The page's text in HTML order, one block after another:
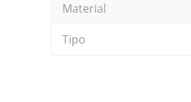
Material
Tipo